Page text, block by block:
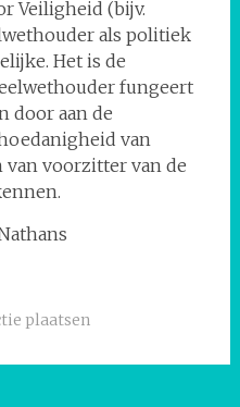
Veiligheid (bijv.
als politiek
Het is de
fungeert
door aan de
van
voorzitter van de
plaatsen